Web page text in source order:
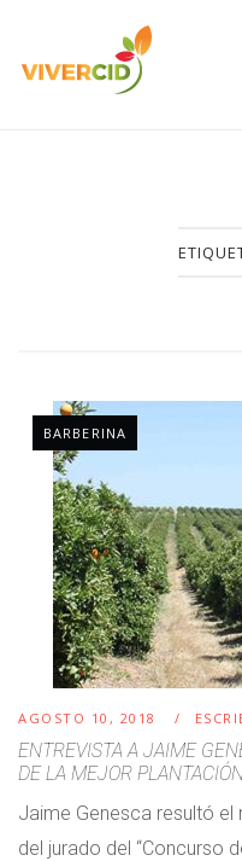
BARBERINA
AGOSTO 10, 2018
ENTREVISTA A JAIME
DE LA MEJOR
Jaime Genesca resultó
del jurado del “Concurso